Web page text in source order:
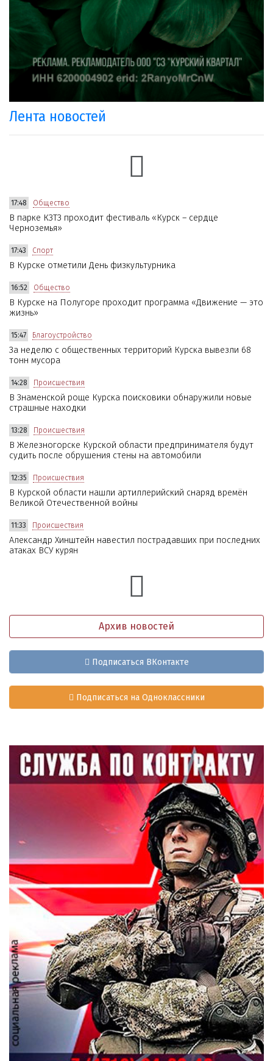
Лента новостей
17:48 Общество
В парке КЗТЗ проходит фестиваль «Курск – сердце
Черноземья»
17:43 Спорт
В Курске отметили День физкультурника
16:52 Общество
В Курске на Полугоре проходит программа «Движение — это
жизнь»
15:47 Благоустройство
За неделю с общественных территорий Курска вывезли 68
тонн мусора
14:28 Происшествия
В Знаменской роще Курска поисковики обнаружили новые
страшные находки
13:28 Происшествия
В Железногорске Курской области предпринимателя будут
судить после обрушения стены на автомобили
12:35 Происшествия
В Курской области нашли артиллерийский снаряд времён
Великой Отечественной войны
11:33 Происшествия
Александр Хинштейн навестил пострадавших при последних
атаках ВСУ курян
Архив новостей
Подписаться ВКонтакте
Подписаться на Одноклассники